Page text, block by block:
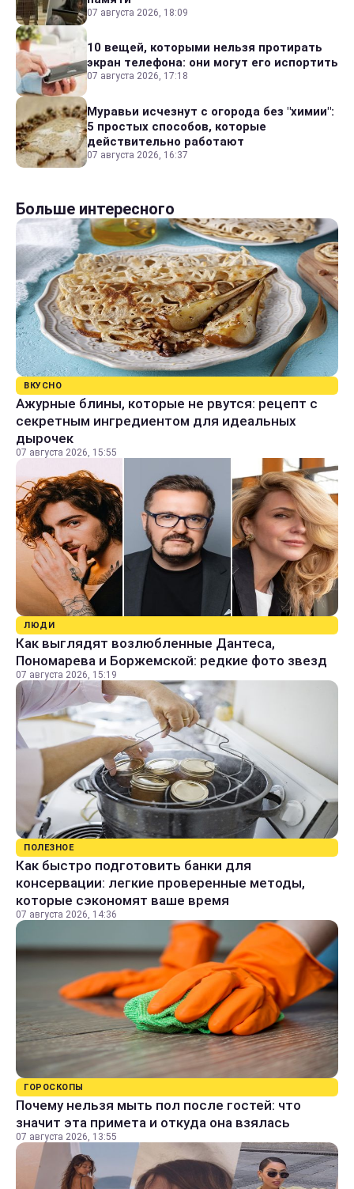
07 августа 2026, 18:09
10 вещей, которыми нельзя протирать
экран телефона: они могут его испортить
07 августа 2026, 17:18
Муравьи исчезнут с огорода без "химии":
5 простых способов, которые
действительно работают
07 августа 2026, 16:37
Больше интересного
ВКУСНО
Ажурные блины, которые не рвутся: рецепт с
секретным ингредиентом для идеальных
дырочек
07 августа 2026, 15:55
ЛЮДИ
Как выглядят возлюбленные Дантеса,
Пономарева и Боржемской: редкие фото звезд
07 августа 2026, 15:19
ПОЛЕЗНОЕ
Как быстро подготовить банки для
консервации: легкие проверенные методы,
которые сэкономят ваше время
07 августа 2026, 14:36
ГОРОСКОПЫ
Почему нельзя мыть пол после гостей: что
значит эта примета и откуда она взялась
07 августа 2026, 13:55